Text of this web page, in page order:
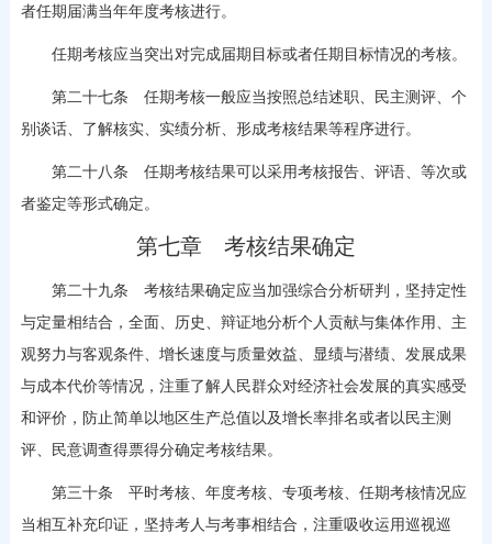
者任期届满当年年度考核进行。
任期考核应当突出对完成届期目标或者任期目标情况的考核。
第二十七条 任期考核一般应当按照总结述职、民主测评、个
别谈话、了解核实、实绩分析、形成考核结果等程序进行。
第二十八条 任期考核结果可以采用考核报告、评语、等次或
者鉴定等形式确定。
第七章 考核结果确定
第二十九条 考核结果确定应当加强综合分析研判，坚持定性
与定量相结合，全面、历史、辩证地分析个人贡献与集体作用、主
观努力与客观条件、增长速度与质量效益、显绩与潜绩、发展成果
与成本代价等情况，注重了解人民群众对经济社会发展的真实感受
和评价，防止简单以地区生产总值以及增长率排名或者以民主测
评、民意调查得票得分确定考核结果。
第三十条 平时考核、年度考核、专项考核、任期考核情况应
当相互补充印证，坚持考人与考事相结合，注重吸收运用巡视巡